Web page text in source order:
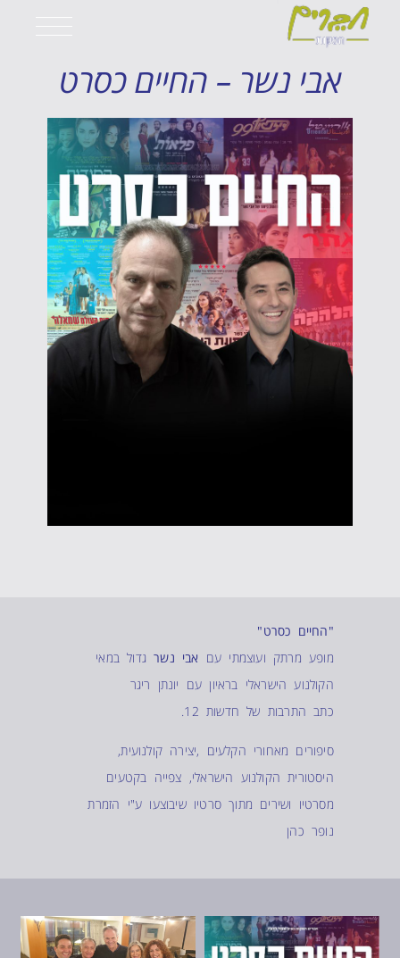
אבי נשר – החיים כסרט
"החיים כסרט"
מופע מרתק ועוצמתי עם אבי נשרגדול במאי
הקולנוע הישראלי בראיון עם יונתן ריגר
כתב התרבות של חדשות 12.
סיפורים מאחורי הקלעים ,יצירה קולנועית,
היסטורית הקולנוע הישראלי, צפייה בקטעים
מסרטיו ושירים מתוך סרטיו שיבוצעו ע"י הזמרת
נופר כהן